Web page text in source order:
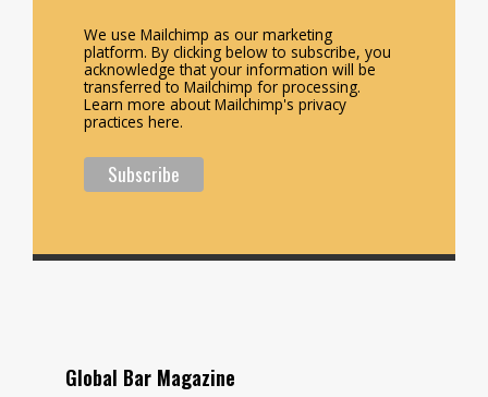
We use Mailchimp as our marketing
platform. By clicking below to subscribe, you
acknowledge that your information will be
transferred to Mailchimp for processing.
Learn more about Mailchimp's privacy
practices here.
Global Bar Magazine